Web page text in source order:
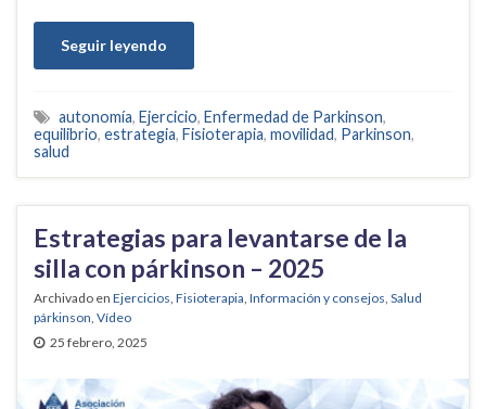
Seguir leyendo
autonomía, Ejercicio, Enfermedad de Parkinson,
equilibrio, estrategia, Fisioterapia, movilidad, Parkinson,
salud
Estrategias para levantarse de la
silla con párkinson – 2025
Archivado en Ejercicios, Fisioterapia, Información y consejos, Salud
párkinson, Vídeo
25 febrero, 2025